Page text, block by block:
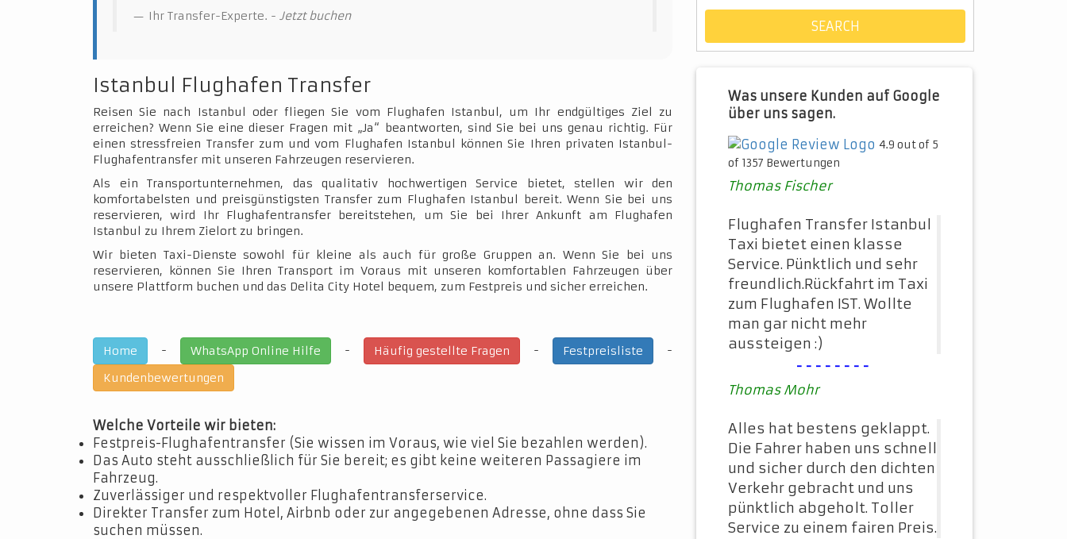
Ihr Transfer-Experte. - Jetzt buchen
Istanbul Flughafen Transfer
Reisen Sie nach Istanbul oder fliegen Sie vom Flughafen Istanbul, um Ihr endgültiges Ziel zu
erreichen? Wenn Sie eine dieser Fragen mit „Ja“ beantworten, sind Sie bei uns genau richtig. Für
einen stressfreien Transfer zum und vom Flughafen Istanbul können Sie Ihren privaten Istanbul-
Flughafentransfer mit unseren Fahrzeugen reservieren.
Als ein Transportunternehmen, das qualitativ hochwertigen Service bietet, stellen wir den
komfortabelsten und preisgünstigsten Transfer zum Flughafen Istanbul bereit. Wenn Sie bei uns
reservieren, wird Ihr Flughafentransfer bereitstehen, um Sie bei Ihrer Ankunft am Flughafen
Istanbul zu Ihrem Zielort zu bringen.
Wir bieten Taxi-Dienste sowohl für kleine als auch für große Gruppen an. Wenn Sie bei uns
reservieren, können Sie Ihren Transport im Voraus mit unseren komfortablen Fahrzeugen über
unsere Plattform buchen und das Delita City Hotel bequem, zum Festpreis und sicher erreichen.
Home - WhatsApp Online Hilfe - Häufig gestellte Fragen - Festpreisliste
-
Kundenbewertungen
Welche Vorteile wir bieten:
Festpreis-Flughafentransfer (Sie wissen im Voraus, wie viel Sie bezahlen werden).
Das Auto steht ausschließlich für Sie bereit; es gibt keine weiteren Passagiere im
Fahrzeug.
Zuverlässiger und respektvoller Flughafentransferservice.
Direkter Transfer zum Hotel, Airbnb oder zur angegebenen Adresse, ohne dass Sie
suchen müssen.
Was unsere Kunden auf Google
über uns sagen.
4.9 out of 5
of 1357 Bewertungen
Thomas Fischer
Flughafen Transfer Istanbul
Taxi bietet einen klasse
Service. Pünktlich und sehr
freundlich.Rückfahrt im Taxi
zum Flughafen IST. Wollte
man gar nicht mehr
aussteigen :)
--------
Thomas Mohr
Alles hat bestens geklappt.
Die Fahrer haben uns schnell
und sicher durch den dichten
Verkehr gebracht und uns
pünktlich abgeholt. Toller
Service zu einem fairen Preis.